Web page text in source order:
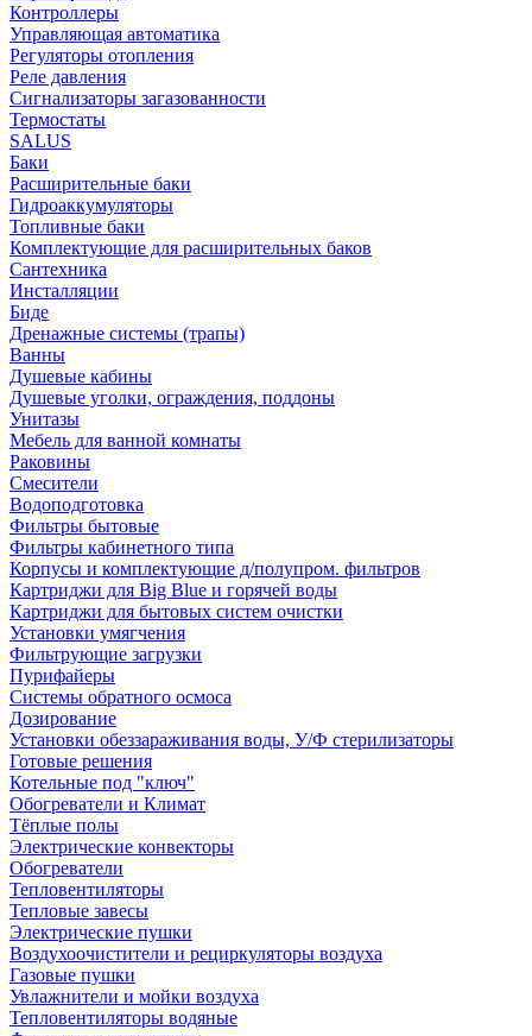
Контроллеры
Управляющая автоматика
Регуляторы отопления
Реле давления
Сигнализаторы загазованности
Термостаты
SALUS
Баки
Расширительные баки
Гидроаккумуляторы
Топливные баки
Комплектующие для расширительных баков
Сантехника
Инсталляции
Биде
Дренажные системы (трапы)
Ванны
Душевые кабины
Душевые уголки, ограждения, поддоны
Унитазы
Мебель для ванной комнаты
Раковины
Смесители
Водоподготовка
Фильтры бытовые
Фильтры кабинетного типа
Корпусы и комплектующие д/полупром. фильтров
Картриджи для Big Blue и горячей воды
Картриджи для бытовых систем очистки
Установки умягчения
Фильтрующие загрузки
Пурифайеры
Системы обратного осмоса
Дозирование
Установки обеззараживания воды, У/Ф стерилизаторы
Готовые решения
Котельные под "ключ"
Обогреватели и Климат
Тёплые полы
Электрические конвекторы
Обогреватели
Тепловентиляторы
Тепловые завесы
Электрические пушки
Воздухоочистители и рециркуляторы воздуха
Газовые пушки
Увлажнители и мойки воздуха
Тепловентиляторы водяные